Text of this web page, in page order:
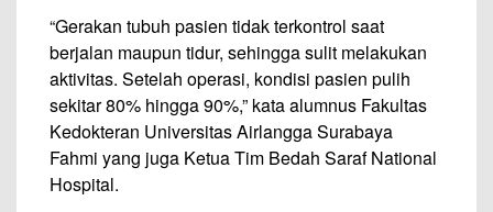
“Gerakan tubuh pasien tidak terkontrol saat
berjalan maupun tidur, sehingga sulit melakukan
aktivitas. Setelah operasi, kondisi pasien pulih
sekitar 80% hingga 90%,” kata alumnus Fakultas
Kedokteran Universitas Airlangga Surabaya
Fahmi yang juga Ketua Tim Bedah Saraf National
Hospital.